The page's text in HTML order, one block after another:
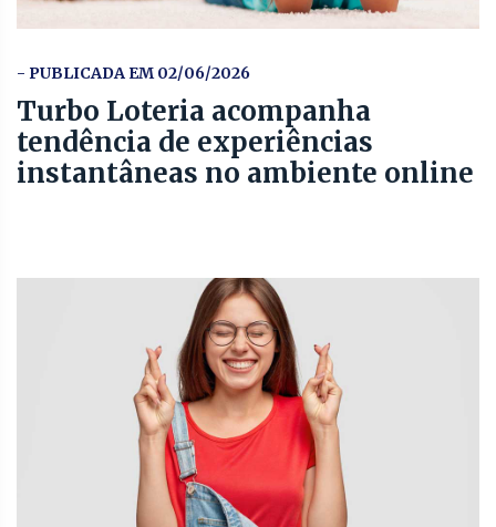
- PUBLICADA EM 02/06/2026
Turbo Loteria acompanha
tendência de experiências
instantâneas no ambiente online